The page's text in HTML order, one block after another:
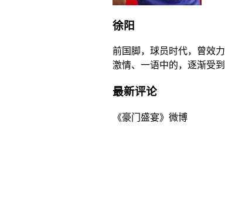
徐阳
前国脚，球员时代，曾效
激情、一语中的，逐渐受
最新评论
《豪门盛宴》微博